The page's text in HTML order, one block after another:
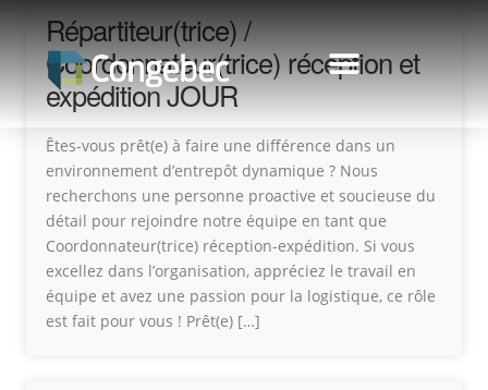
Répartiteur(trice) /
Coordonnateur(trice) réception et
expédition JOUR
Êtes-vous prêt(e) à faire une différence dans un
environnement d’entrepôt dynamique ? Nous
recherchons une personne proactive et soucieuse du
détail pour rejoindre notre équipe en tant que
Coordonnateur(trice) réception-expédition. Si vous
excellez dans l’organisation, appréciez le travail en
équipe et avez une passion pour la logistique, ce rôle
est fait pour vous ! Prêt(e) […]